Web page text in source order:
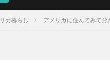
カ暮らし アメリカに住んでみて分